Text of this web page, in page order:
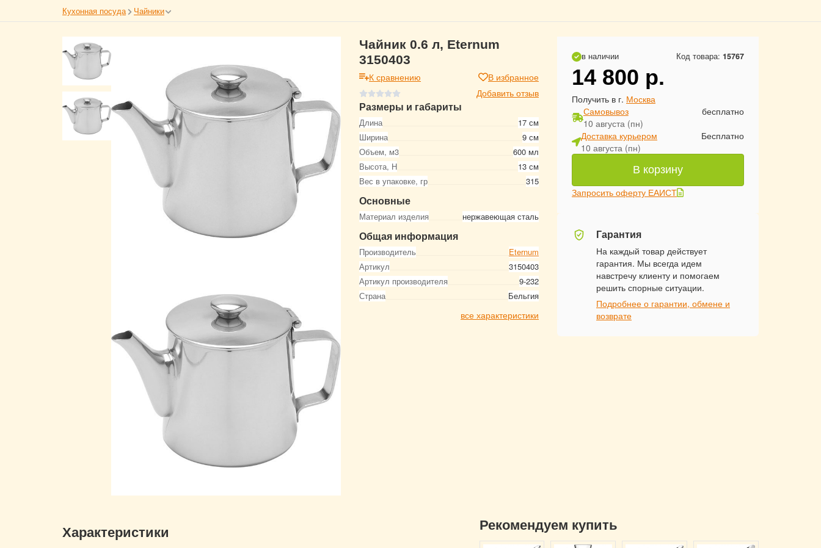
Кухонная посуда Чайники
Чайник 0.6 л, Eternum
3150403
К сравнению
В избранное
Добавить отзыв
Размеры и габариты
Длина
17 см
Ширина
9 см
Объем, м3
600 мл
Высота, Н
13 см
Вес в упаковке, гр
315
Основные
Материал изделия нержавеющая сталь
Общая информация
Производитель
Eternum
Артикул
3150403
Артикул производителя
9-232
Страна
Бельгия
все характеристики
в наличии Код товара: 15767
14 800 р.
Получить в г. Москва
Самовывоз
10 августа (пн)
бесплатно
Доставка курьером
10 августа (пн)
Бесплатно
В корзину
Запросить оферту ЕАИСТ
Гарантия
На каждый товар действует
гарантия. Мы всегда идем
навстречу клиенту и помогаем
решить спорные ситуации.
Подробнее о гарантии, обмене и
возврате
Характеристики Рекомендуем купить